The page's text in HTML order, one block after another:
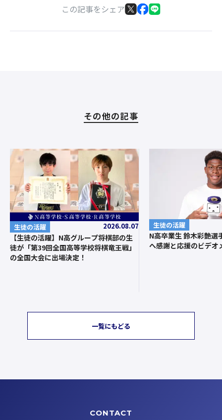
この記事をシェア
その他の記事
生徒の活躍 2026.08.07
【生徒の活躍】N高グループ将棋部の生
徒が「第39回全国高等学校将棋竜王戦」
の全国大会に出場決定！
生徒の活躍
N高卒業生 鈴木彩艶選
へ感謝と応援のビデオ
一覧にもどる
CONTACT